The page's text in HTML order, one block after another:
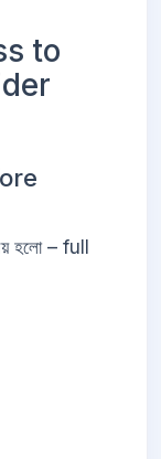
to
হলো – full